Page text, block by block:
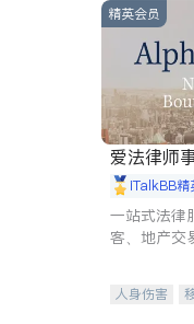
精英会员
爱法律师
iTalkBB精
一站式法律
客、地产交
人身伤害